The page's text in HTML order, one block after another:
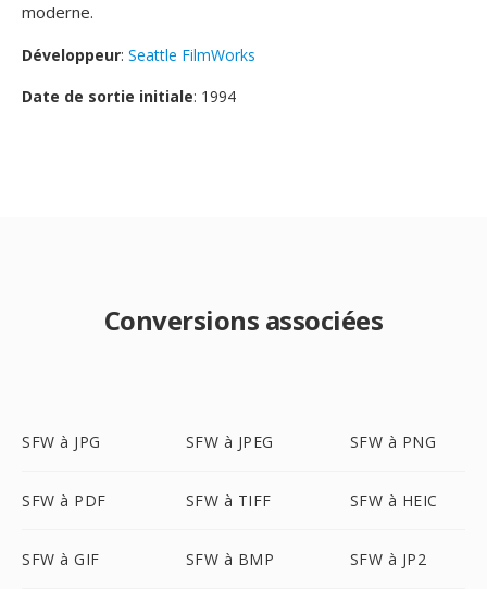
moderne.
Développeur: Seattle FilmWorks
Date de sortie initiale: 1994
Conversions associées
SFW à JPG SFW à JPEG SFW à PNG
SFW à PDF SFW à TIFF SFW à HEIC
SFW à GIF SFW à BMP SFW à JP2